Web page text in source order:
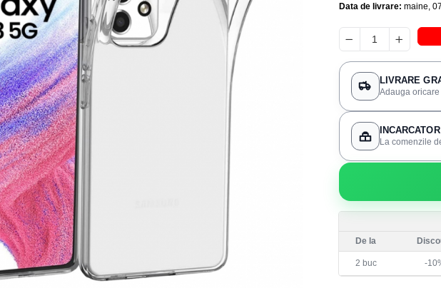
Data de livrare: maine,
LIVRARE
Adauga oricare
La comenzile
De la
2 buc -